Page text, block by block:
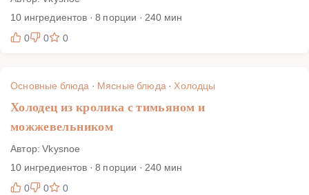
10 ингредиентов · 8 порции · 240 мин
0
0 0
Основные блюда · Мясные блюда·Холодцы
Холодец из кролика с тимьяном и
можжевельником
Автор: Vkysnoe
10 ингредиентов · 8 порции · 240 мин
0
0 0